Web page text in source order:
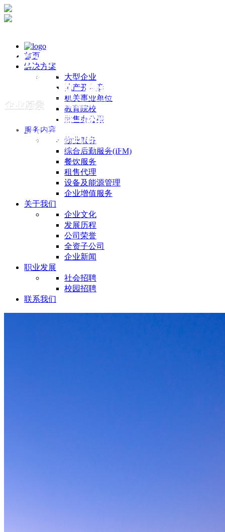
首页
解决方案
大型企业
地产开发商
机关事业单位
教育院校
散售办公楼
服务内容
物业服务
综合后勤服务(IFM)
餐饮服务
租售代理
设备及能源管理
企业增值服务
关于我们
企业文化
发展历程
公司荣誉
全资子公司
企业新闻
职业发展
社会招聘
校园招聘
联系我们